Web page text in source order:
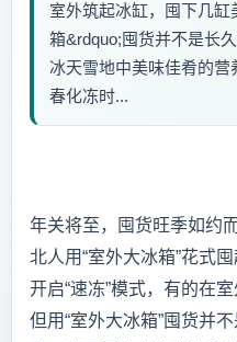
室外筑起冰缸，囤下几缸
箱&rdquo;囤货并不是长
冰天雪地中美味佳肴的
春化冻时...
年关将至，囤货旺季如约
北人用“室外大冰箱”花式
开启“速冻”模式，有的在
但用“室外大冰箱”囤货并